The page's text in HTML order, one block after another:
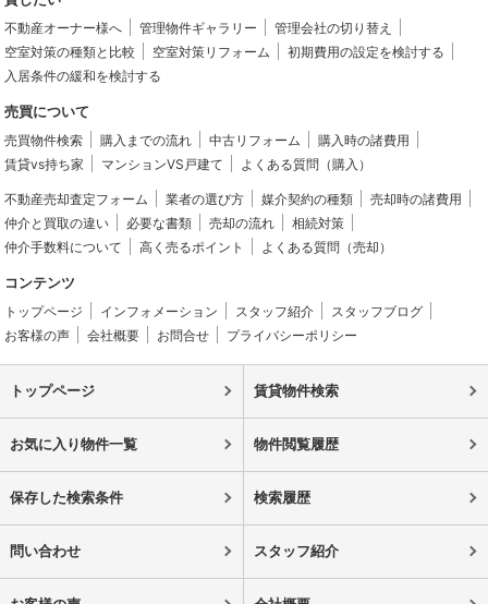
不動産オーナー様へ 管理物件ギャラリー
管理会社の切り替え
空室対策の種類と比較
空室対策リフォーム
初期費用の設定を検討する
入居条件の緩和を検討する
売買について
売買物件検索 購入までの流れ 中古リフォーム
購入時の諸費用
賃貸vs持ち家
マンションVS戸建て よくある質問（購入）
不動産売却査定フォーム 業者の選び方 媒介契約の種類
売却時の諸費用
仲介と買取の違い
必要な書類 売却の流れ
相続対策
仲介手数料について
高く売るポイント よくある質問（売却）
コンテンツ
トップページ インフォメーション スタッフ紹介
スタッフブログ
お客様の声
会社概要 お問合せ プライバシーポリシー
トップページ 賃貸物件検索
お気に入り物件一覧 物件閲覧履歴
保存した検索条件 検索履歴
問い合わせ スタッフ紹介